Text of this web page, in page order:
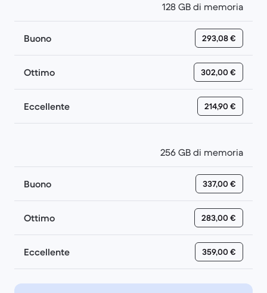
128 GB di memoria
Buono 293,08 €
Ottimo 302,00 €
Eccellente 214,90 €
256 GB di memoria
Buono 337,00 €
Ottimo 283,00 €
Eccellente 359,00 €